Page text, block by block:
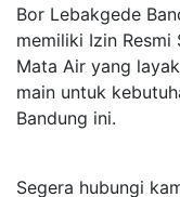
Bor Lebakgede
memiliki Izin Resmi
Mata Air yang
main untuk
Bandung ini.
Segera hubungi